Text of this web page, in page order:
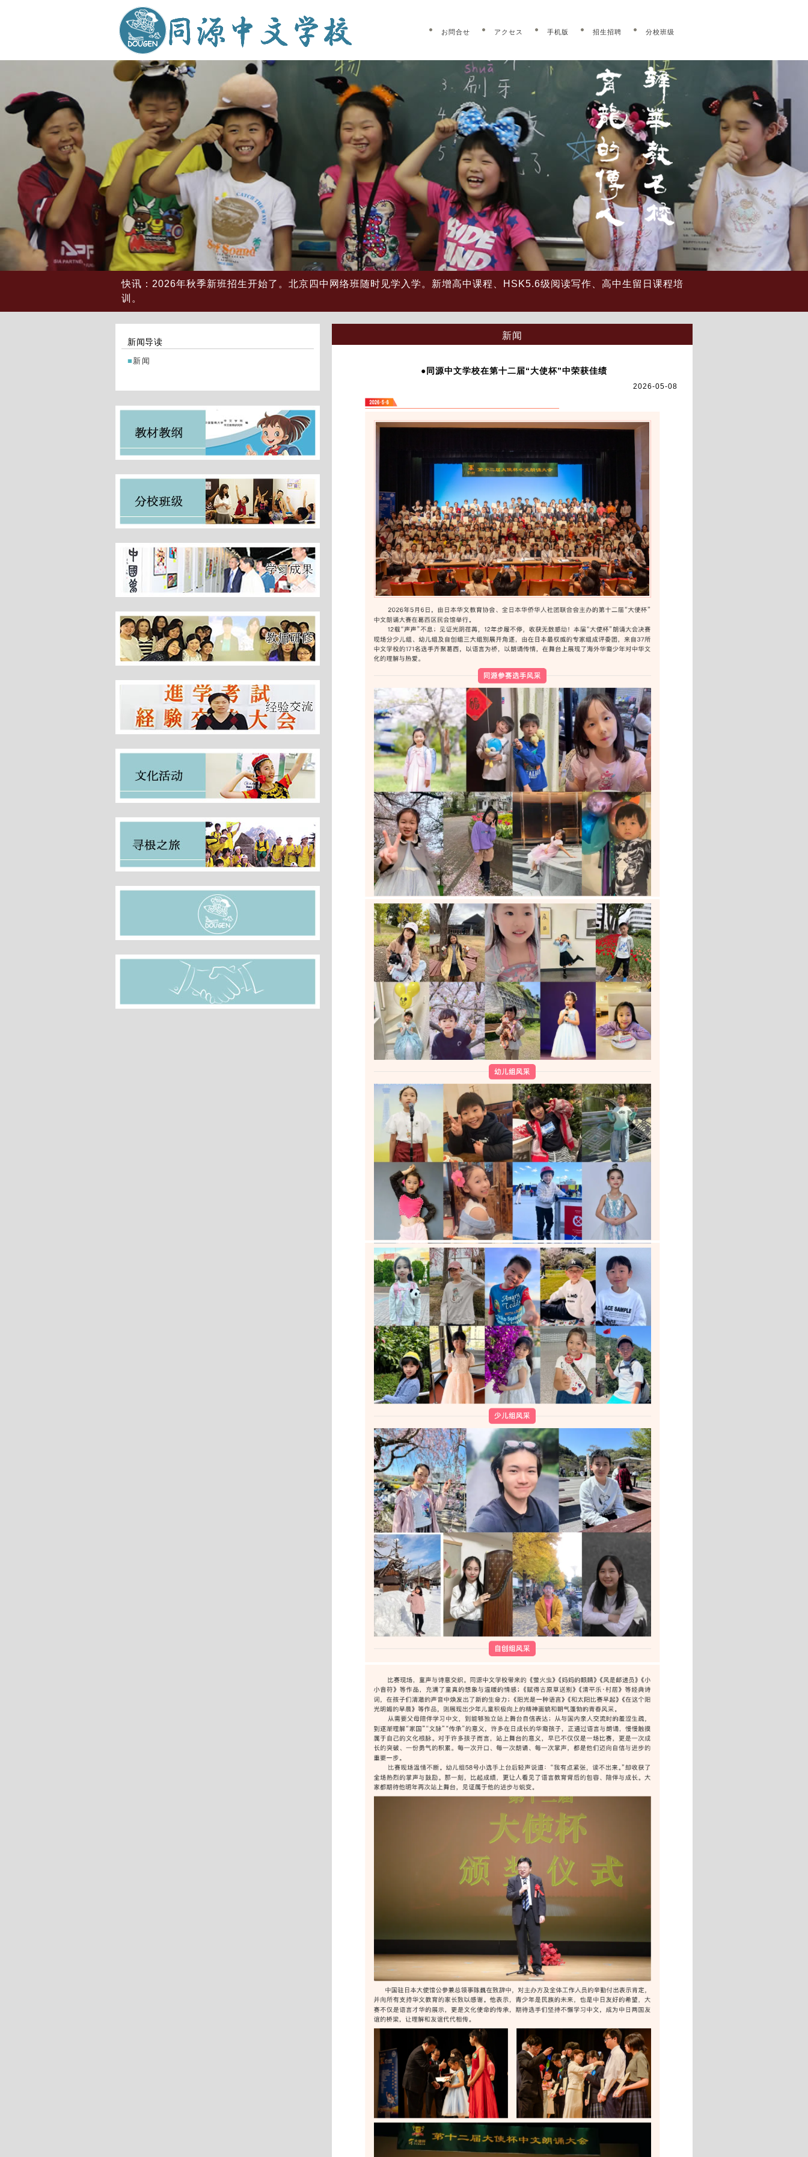
お問合せ アクセス 手机版 招生招聘 分校班级
第２回学校説明会・プレスクール
第２回学校説明会・プレスクール
快讯：2026年秋季新班招生开始了。北京四中网络班随时见学入学。新增高中课程、HSK5.6级阅读写作、高中生留日课程培
训。
新闻导读
新闻
新闻
●同源中文学校在第十二届“大使杯”中荣获佳绩
2026-05-08